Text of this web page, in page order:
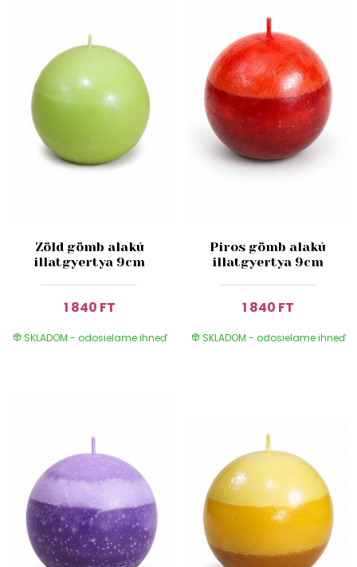
Zöld gömb alakú
illatgyertya 9cm
1 840 FT
SKLADOM - odosielame ihneď
Piros gömb alakú
illatgyertya 9cm
1 840 FT
SKLADOM - odosielame ihneď